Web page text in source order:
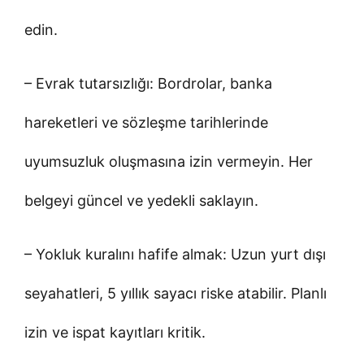
edin.
– Evrak tutarsızlığı: Bordrolar, banka
hareketleri ve sözleşme tarihlerinde
uyumsuzluk oluşmasına izin vermeyin. Her
belgeyi güncel ve yedekli saklayın.
– Yokluk kuralını hafife almak: Uzun yurt dışı
seyahatleri, 5 yıllık sayacı riske atabilir. Planlı
izin ve ispat kayıtları kritik.